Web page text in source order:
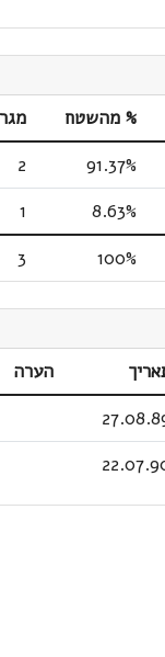
% מהשטח
91.37%
2
8.63%
1
100%
3
הערה